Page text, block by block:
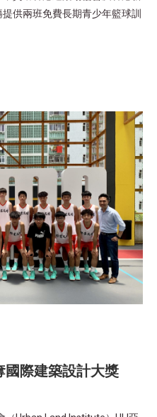
供兩班免費長期青少年籃球訓
國際建築設計大獎